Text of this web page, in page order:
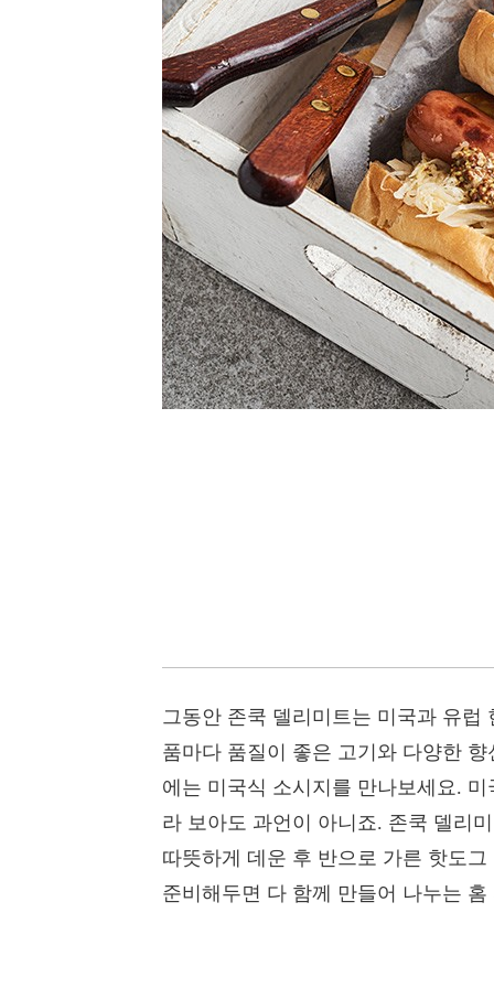
그동안 존쿡 델리미트는 미국과 유럽
품마다 품질이 좋은 고기와 다양한
에는 미국식 소시지를 만나보세요.
라 보아도 과언이 아니죠. 존쿡 델리
따뜻하게 데운 후 반으로 가른 핫도
준비해두면 다 함께 만들어 나누는